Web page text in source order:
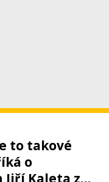
to takové
o
Kaleta z